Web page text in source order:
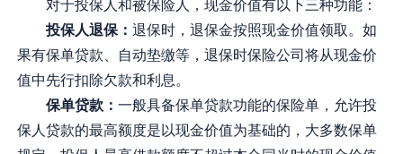
对于投保人和被保险人，现金价值有以下三种功能：
投保人退保： 退保时，退保金按照现金价值领取。如
果有保单贷款、自动垫缴等，退保时保险公司将从现金价
值中先行扣除欠款和利息。
保单贷款： 一般具备保单贷款功能的保险单，允许投
保人贷款的最高额度是以现金价值为基础的，大多数保单